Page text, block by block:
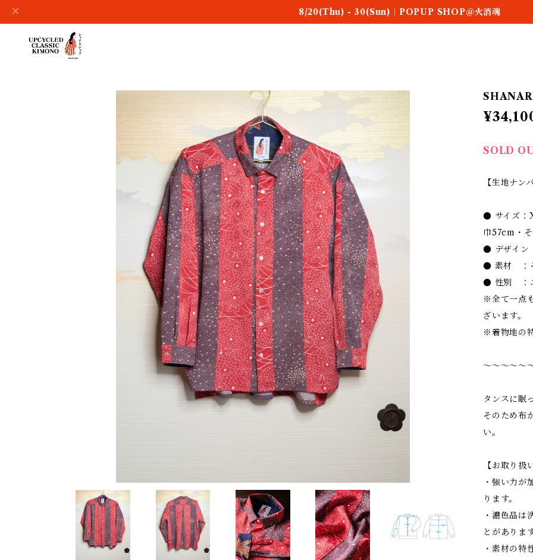
8/20(Thu) - 30(Sun)｜POPUP SHOP＠火消魂
SOLD
【生地ナ
● サイズ：
巾57cm・
● デザイン
● 素材 ：
● 性別 ：
※全て一点
ざいます。
※着物地の
〜〜〜〜〜
タンスに眠
そのため布
い。
【お取り扱
・強い力が
ります。
・濃色品は
とがありま
・素材の特